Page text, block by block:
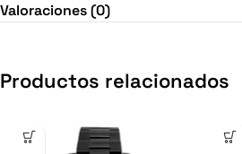
Valoraciones (0)
Productos relacionados